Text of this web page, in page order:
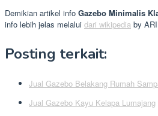
Demikian artikel info Gazebo Minimalis
info lebih jelas melalui dari wikipedia by
Posting terkait:
Jual Gazebo Belakang Rumah
Jual Gazebo Kayu Kelapa Lumajang